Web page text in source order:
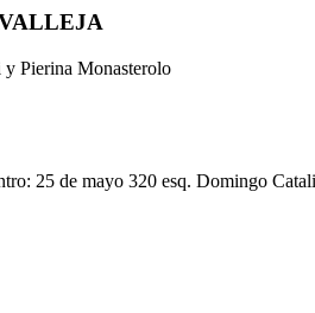
Pierina Monasterolo
25 de mayo 320 esq. Domingo